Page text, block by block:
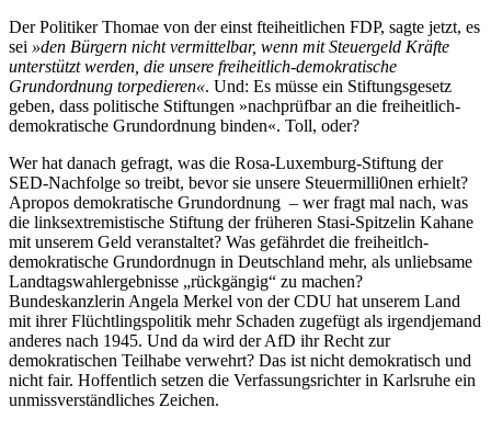
Der Politiker Thomae von der einst fteiheitlichen FDP, sagte jetzt, es
sei »den Bürgern nicht vermittelbar, wenn mit Steuergeld Kräfte
unterstützt werden, die unsere freiheitlich-demokratische
Grundordnung torpedieren«. Und: Es müsse ein Stiftungsgesetz
geben, dass politische Stiftungen »nachprüfbar an die freiheitlich-
demokratische Grundordnung binden«. Toll, oder?
Wer hat danach gefragt, was die Rosa-Luxemburg-Stiftung der
SED-Nachfolge so treibt, bevor sie unsere Steuermilli0nen erhielt?
Apropos demokratische Grundordnung – wer fragt mal nach, was
die linksextremistische Stiftung der früheren Stasi-Spitzelin Kahane
mit unserem Geld veranstaltet? Was gefährdet die freiheitlch-
demokratische Grundordnugn in Deutschland mehr, als unliebsame
Landtagswahlergebnisse „rückgängig“ zu machen?
Bundeskanzlerin Angela Merkel von der CDU hat unserem Land
mit ihrer Flüchtlingspolitik mehr Schaden zugefügt als irgendjemand
anderes nach 1945. Und da wird der AfD ihr Recht zur
demokratischen Teilhabe verwehrt? Das ist nicht demokratisch und
nicht fair. Hoffentlich setzen die Verfassungsrichter in Karlsruhe ein
unmissverständliches Zeichen.